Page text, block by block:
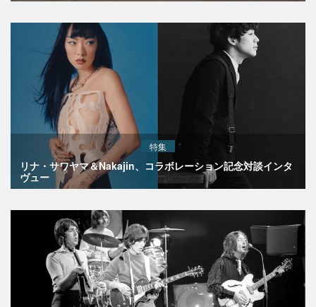
特集
リナ・サワヤマ＆Nakajin、コラボレーション記念対談インタ
ヴュー